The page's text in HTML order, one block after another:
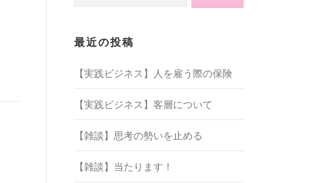
最近の投稿
【実践ビジネス】人を雇う際の保険
【実践ビジネス】客層について
【雑談】思考の勢いを止める
【雑談】当たります！